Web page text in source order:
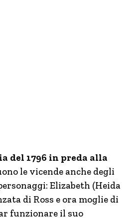
del 1796 in preda alla
le vicende anche degli
Elizabeth (Heida
di Ross e ora moglie di
funzionare il suo